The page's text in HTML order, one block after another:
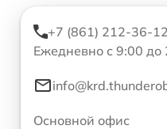
+7 (861) 212-36-12
Ежедневно с 9:00 до
Основной офис